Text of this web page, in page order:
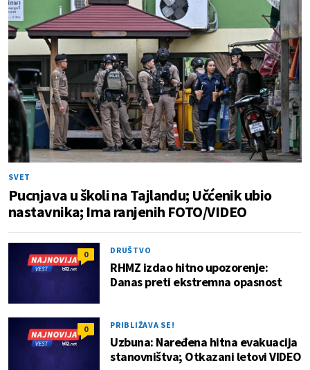
SVET
Pucnjava u školi na Tajlandu; Učćenik ubio
nastavnika; Ima ranjenih FOTO/VIDEO
0 DRUŠTVO
RHMZ izdao hitno upozorenje:
Danas preti ekstremna opasnost
0 PRIBLIŽAVA SE!
Uzbuna: Naređena hitna evakuacija
stanovništva; Otkazani letovi VIDEO